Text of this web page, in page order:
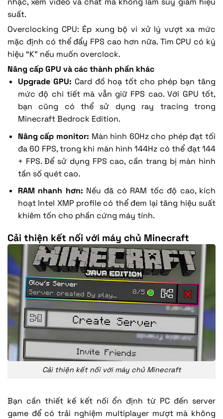
suất.
Overclocking CPU: Ép xung bộ vi xử lý vượt xa mức
mặc định có thể đẩy FPS cao hơn nữa. Tìm CPU có ký
hiệu “K” nếu muốn overclock.
Nâng cấp GPU và các thành phần khác
Upgrade GPU: Card đồ hoạ tốt cho phép bạn tăng
mức độ chi tiết mà vẫn giữ FPS cao. Với GPU tốt,
bạn cũng có thể sử dụng ray tracing trong
Minecraft Bedrock Edition.
Nâng cấp monitor: Màn hình 60Hz cho phép đạt tối
đa 60 FPS, trong khi màn hình 144Hz có thể đạt 144
+ FPS. Để sử dụng FPS cao, cần trang bị màn hình
tần số quét cao.
RAM nhanh hơn: Nếu đã có RAM tốc độ cao, kích
hoạt Intel XMP profile có thể đem lại tăng hiệu suất
khiêm tốn cho phần cứng máy tính.
Cải thiện kết nối với máy chủ Minecraft
Cải thiện kết nối với máy chủ Minecraft
Bạn cần thiết kế kết nối ổn định từ PC đến server
game để có trải nghiệm multiplayer mượt mà không